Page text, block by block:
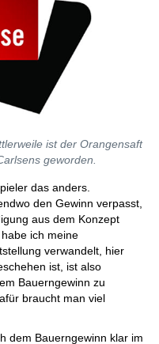
ist der Orangensaft
geworden.
das anders.
den Gewinn verpasst,
aus dem Konzept
ich meine
verwandelt, hier
ist, ist also
Bauerngewinn zu
braucht man viel
dem Bauerngewinn klar im